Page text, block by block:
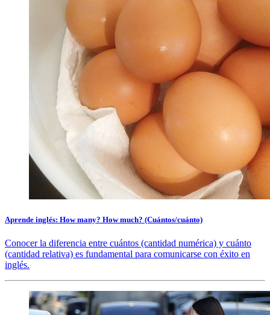
Aprende inglés: How many? How much? (Cuántos/cuánto)
Conocer la diferencia entre cuántos (cantidad numérica) y cuánto
(cantidad relativa) es fundamental para comunicarse con éxito en
inglés.